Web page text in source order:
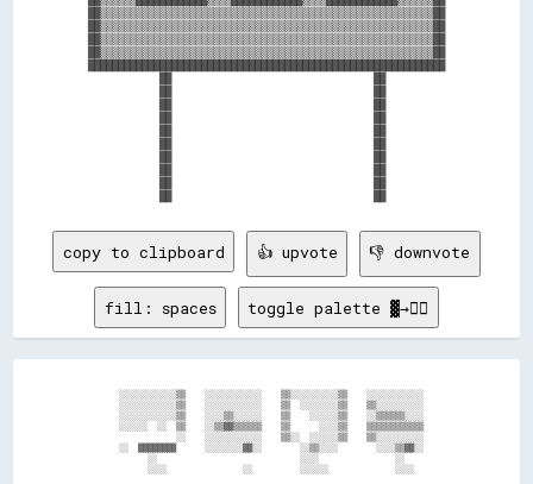
██▒▒▒▒▒▒▒▒▒▒▒▒▒▒▒▒▒▒▒▒▒▒▒▒▒▒▒▒▒▒▒▒▒▒▒▒▒▒▒▒▒▒▒▒▒▒▒▒▒▒▒▒▒▒▒▒██
██▒▒▒▒▒▒▒▒▒▒▒▒▒▒▒▒▒▒▒▒▒▒▒▒▒▒▒▒▒▒▒▒▒▒▒▒▒▒▒▒▒▒▒▒▒▒▒▒▒▒▒▒▒▒▒▒██
██▒▒▒▒▒▒▒▒▒▒▒▒▒▒▒▒▒▒▒▒▒▒▒▒▒▒▒▒▒▒▒▒▒▒▒▒▒▒▒▒▒▒▒▒▒▒▒▒▒▒▒▒▒▒▒▒██
██▒▒▒▒▒▒▒▒▒▒▒▒▒▒▒▒▒▒▒▒▒▒▒▒▒▒▒▒▒▒▒▒▒▒▒▒▒▒▒▒▒▒▒▒▒▒▒▒▒▒▒▒▒▒▒▒██
copy to clipboard 👍 upvote 👎 downvote
fill: spaces toggle palette ▓→✊🏽
      ░░░░░░░░░░░░▒▒    ░░░░░░░░░░░░    ▒▒░░░░░░░░░░▒▒    ░░░░░░░░░░░░
      ░░░░░░░░░░░░▒▒    ░░░░░░░░░░░░    ▒▒  ░░░░░░░░▒▒    ▒▒░░░░░░░░░░
      ░░░░░░░░░░░░▒▒    ░░░░▒▒░░░░░░    ▒▒    ░░░░░░▒▒    ░░▒▒▒▒▒▒░░░░
      ░░░░░░  ░░  ▒▒    ░░▒▒▓▓▒▒▒▒▒▒    ▒▒      ░░░░▒▒    ▒▒▒▒▒▒▒▒▒▒▒▒
                  ░░    ░░░░░░░░░░░░    ▒▒░░  ░░░░░░▒▒    ▒▒░░░░░░░░░░
      ░░  ▓▓▓▓▓▓▓▓      ░░░░░░░░▓▓░░        ░░▒▒░░░░        ░░░░▒▒▓▓░░
            ░░                              ░░░░                ░░
            ░░░░                ░░          ░░░░░░              ░░░░